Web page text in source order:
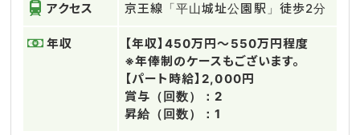
アクセス 京王線「平山城址公園駅」徒歩2分
年収
【年収】450万円～550万円程度
※年俸制のケースもございます。
【パート時給】2,000円
賞与（回数）：2
昇給（回数）：1